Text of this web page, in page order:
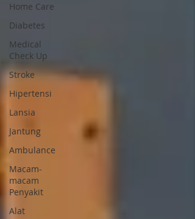
Home Care
Diabetes
Medical
Check Up
Stroke
Hipertensi
Lansia
Jantung
Ambulance
Macam-
macam
Penyakit
Alat